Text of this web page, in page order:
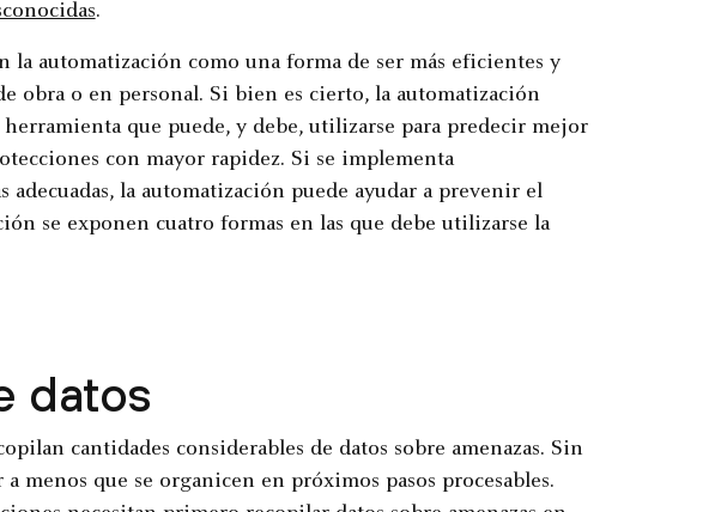
.
la automatización como una forma de ser más eficientes y
obra o en personal. Si bien es cierto, la automatización
que puede, y debe, utilizarse para predecir mejor
con mayor rapidez. Si se implementa
adecuadas, la automatización puede ayudar a prevenir el
se exponen cuatro formas en las que debe utilizarse la
datos
cantidades considerables de datos sobre amenazas. Sin
menos que se organicen en próximos pasos procesables.